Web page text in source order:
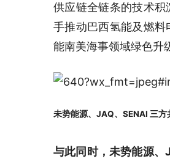
供应链全链条的技术
手推动巴西氢能及燃
能南美海事领域绿色升
未势能源、JAQ、SENAI 三
与此同时，未势能源、